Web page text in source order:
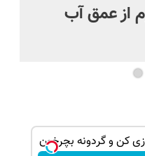
از عمق آب